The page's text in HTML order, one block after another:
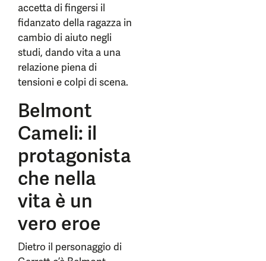
accetta di fingersi il
fidanzato della ragazza in
cambio di aiuto negli
studi, dando vita a una
relazione piena di
tensioni e colpi di scena.
Belmont
Cameli: il
protagonista
che nella
vita è un
vero eroe
Dietro il personaggio di